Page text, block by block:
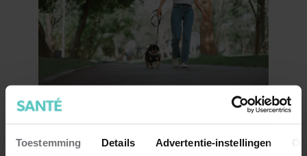
Toestemming Details Advertentie-instellingen
Dít doet dagelijks wandelen
met je eetlust